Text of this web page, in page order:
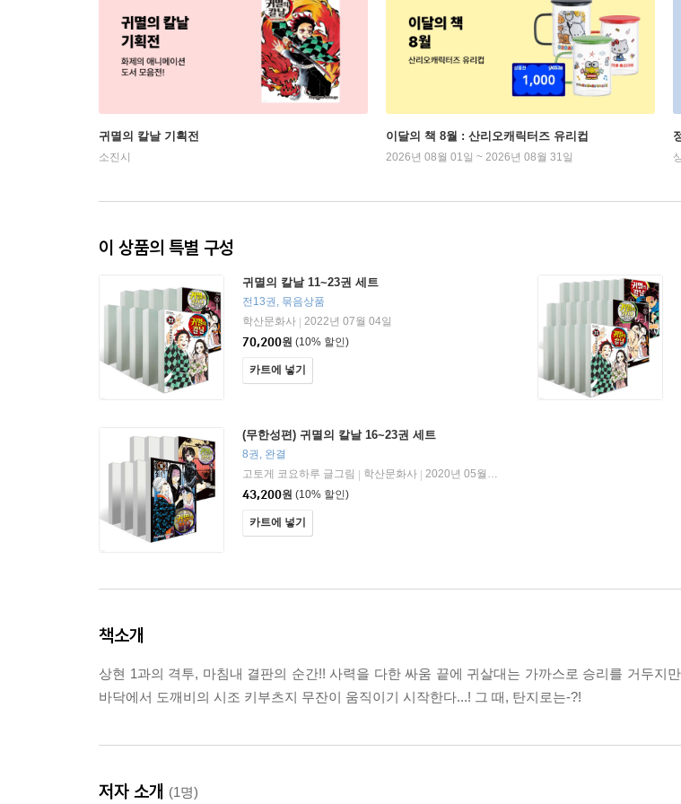
귀멸의 칼날 기획전
소진시
이달의 책 8월 : 산리오캐릭터즈 유리컵
2026년 08월 01일 ~ 2026년 08월 31일
이 상품의 특별 구성
귀멸의 칼날 11~23권 세트
전13권, 묶음상품
학산문화사
2022년 07월 04일
70,200원 (10% 할인)
카트에 넣기
(무한성편) 귀멸의 칼날 16~23권 세트
8권, 완결
고토게 코요하루 글그림
학산문화사
2020년 05월 22일
43,200원 (10% 할인)
카트에 넣기
책소개
상현 1과의 격투, 마침내 결판의 순간!! 사력을 다한 싸움 끝에 귀살대는 가까스로 승리를 거두지
바닥에서 도깨비의 시조 키부츠지 무잔이 움직이기 시작한다...! 그 때, 탄지로는-?!
저자 소개 (1명)